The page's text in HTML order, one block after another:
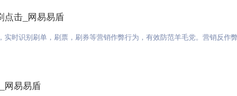
点击_网易易盾
时识别刷单，刷票，刷券等营销作弊行为，有效防范羊毛党。营销反作
网易易盾